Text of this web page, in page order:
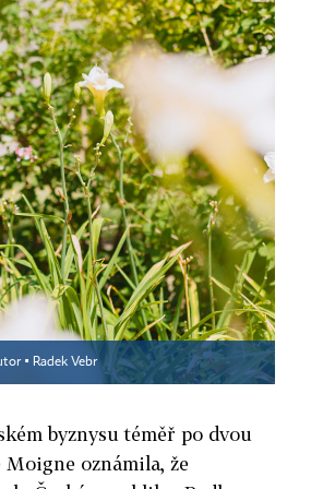
▪ Radek Vebr
byznysu téměř po dvou
oznámila, že